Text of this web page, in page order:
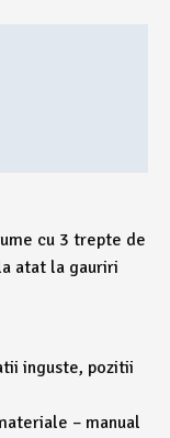
cu 3 trepte de
atat la gauriri
inguste, pozitii
– manual